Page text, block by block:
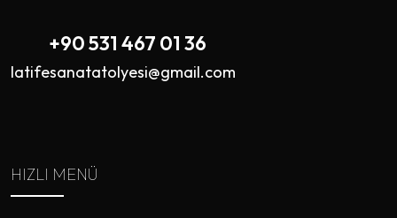
+90 531 467 01 36
latifesanatatolyesi@gmail.com
HIZLI MENÜ